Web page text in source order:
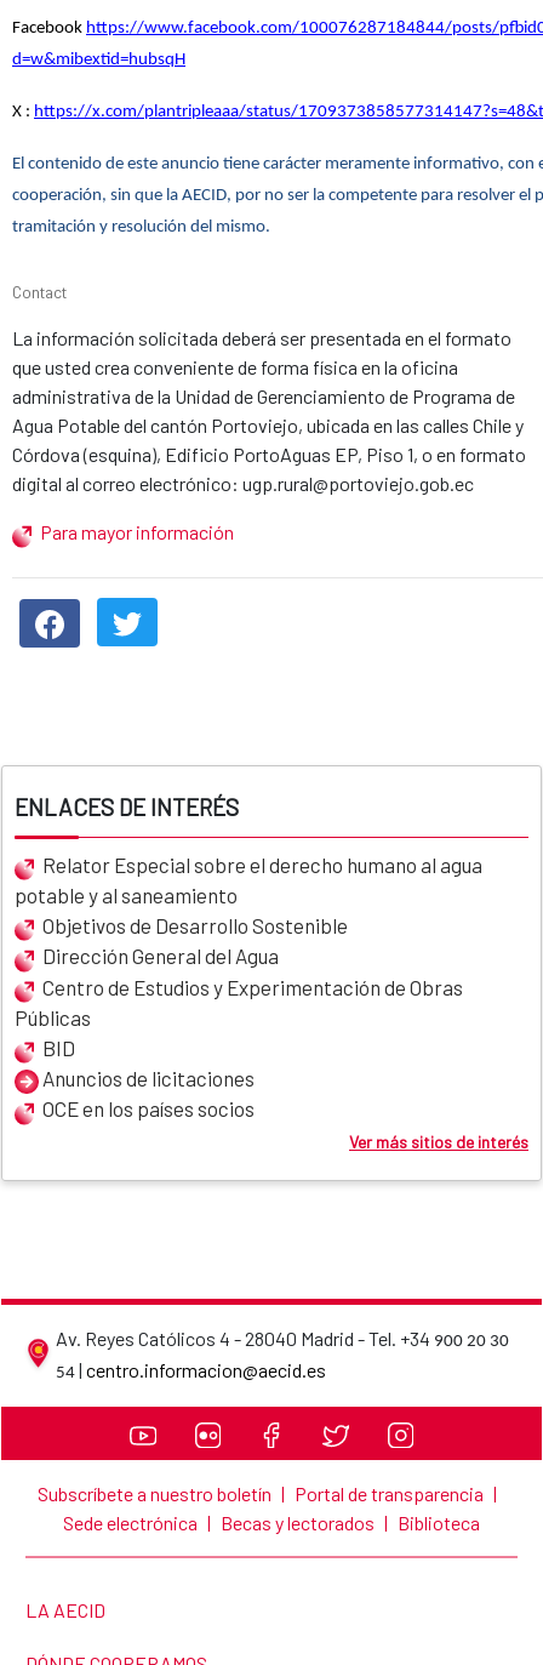
Facebook https://www.facebook.com/100076287184844/posts/
d=w&mibextid=hubsqH
X : https://x.com/plantripleaaa/status/
El contenido de este anuncio tiene carácter meramente informativo,
cooperación, sin que la AECID, por no ser la competente para resolver
tramitación y resolución del mismo.
Contact
La información solicitada deberá ser presentada en el formato
que usted crea conveniente de forma física en la oficina
administrativa de la Unidad de Gerenciamiento de Programa de
Agua Potable del cantón Portoviejo, ubicada en las calles Chile y
Córdova (esquina), Edificio PortoAguas EP, Piso 1, o en formato
digital al correo electrónico: ugp.rural@portoviejo.gob.ec
Para mayor información
ENLACES DE INTERÉS
Relator Especial sobre el derecho humano al agua
potable y al saneamiento
Objetivos de Desarrollo Sostenible
Dirección General del Agua
Centro de Estudios y Experimentación de Obras
Públicas
BID
Anuncios de licitaciones
OCE en los países socios
Ver más sitios de interés
Av. Reyes Católicos 4 - 28040 Madrid - Tel. +34 900 20 30
54 | centro.informacion@aecid.esAECID contact details
Subscríbete a nuestro boletín | Portal de transparencia |
Sede electrónica | Becas y lectorados | Biblioteca
LINK TO THE WEBSITE:
LA AECID